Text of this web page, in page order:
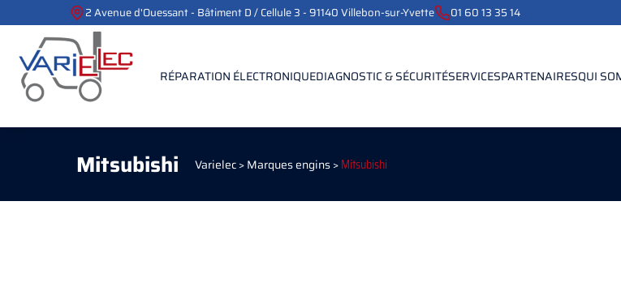
2 Avenue d'Ouessant - Bâtiment D / Cellule 3 - 91140 Villebon-sur-Yvette 01 60 13 35 14
RÉPARATION ÉLECTRONIQUEDIAGNOSTIC & SÉCURITÉSERVICESPARTENAIRESQUI
Mitsubishi Varielec>Marques engins>Mitsubishi